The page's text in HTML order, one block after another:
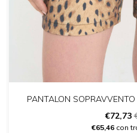
PANTALON
€72,73
€65,46con